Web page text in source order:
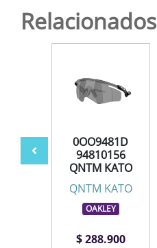
Relacionados
0OO9481D
94810156
QNTM KATO
QNTM KATO
OAKLEY
$ 288.900